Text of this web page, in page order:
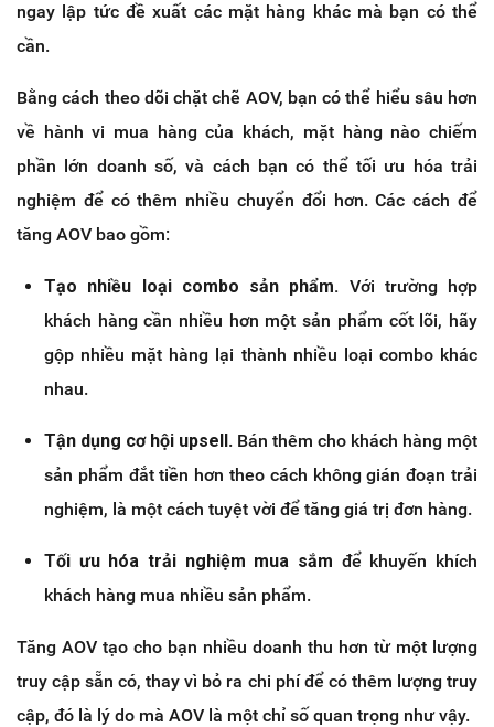
ngay lập tức đề xuất các mặt hàng khác mà bạn có thể
cần.
Bằng cách theo dõi chặt chẽ AOV, bạn có thể hiểu sâu hơn
về hành vi mua hàng của khách, mặt hàng nào chiếm
phần lớn doanh số, và cách bạn có thể tối ưu hóa trải
nghiệm để có thêm nhiều chuyển đổi hơn. Các cách để
tăng AOV bao gồm:
Tạo nhiều loại combo sản phẩm. Với trường hợp
khách hàng cần nhiều hơn một sản phẩm cốt lõi, hãy
gộp nhiều mặt hàng lại thành nhiều loại combo khác
nhau.
Tận dụng cơ hội upsell. Bán thêm cho khách hàng một
sản phẩm đắt tiền hơn theo cách không gián đoạn trải
nghiệm, là một cách tuyệt vời để tăng giá trị đơn hàng.
Tối ưu hóa trải nghiệm mua sắm để khuyến khích
khách hàng mua nhiều sản phẩm.
Tăng AOV tạo cho bạn nhiều doanh thu hơn từ một lượng
truy cập sẵn có, thay vì bỏ ra chi phí để có thêm lượng truy
cập, đó là lý do mà AOV là một chỉ số quan trọng như vậy.